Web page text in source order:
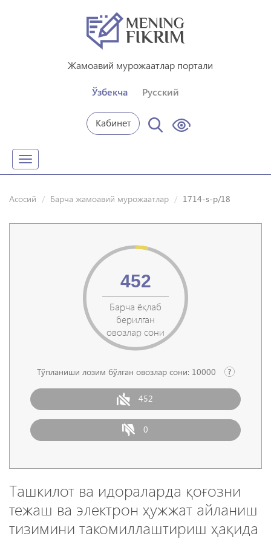
Жамоавий мурожаатлар портали
Ўзбекча Русский
Кабинет
Toggle
navigation
Асосий Барча жамоавий мурожаатлар 1714-s-p/18
Барча ёқлаб
берилган
овозлар сони
452
Тўпланиши лозим бўлган овозлар сони: 10000
452
0
Ташкилот ва идораларда қоғозни
тежаш ва электрон ҳужжат айланиш
тизимини такомиллаштириш ҳақида